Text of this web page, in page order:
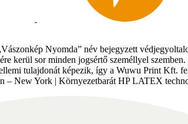
Nyomda” név bejegyzett
kerül sor minden jogsértő személlyel szemben.
tulajdonát képezik, így a Wuwu Print Kft.
– New York | Környezetbarát HP LATEX